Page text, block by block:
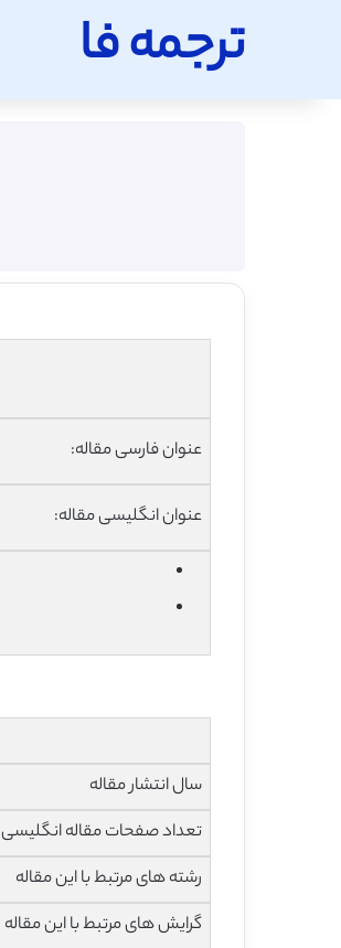
ترجمه فا
عنوان فارسی مقاله:
عنوان انگلیسی مقاله:
سال انتشار مقاله
تعداد صفحات مقاله انگلیسی
رشته های مرتبط با این مقاله
گرایش های مرتبط با این مقاله